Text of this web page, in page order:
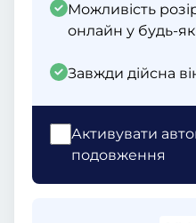
Можливість
онлайн у будь-
Завжди дійсна
Активувати
подовження